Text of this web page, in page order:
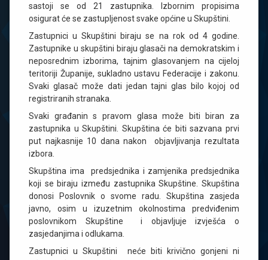
sastoji se od 21 zastupnika. Izbornim propisima
osigurat će se zastupljenost svake općine u Skupštini.
Zastupnici u Skupštini biraju se na rok od 4 godine.
Zastupnike u skupštini biraju glasači na demokratskim i
neposrednim izborima, tajnim glasovanjem na cijeloj
teritoriji Županije, sukladno ustavu Federacije i zakonu.
Svaki glasač može dati jedan tajni glas bilo kojoj od
registriranih stranaka.
Svaki građanin s pravom glasa može biti biran za
zastupnika u Skupštini. Skupština će biti sazvana prvi
put najkasnije 10 dana nakon objavljivanja rezultata
izbora.
Skupština ima predsjednika i zamjenika predsjednika
koji se biraju između zastupnika Skupštine. Skupština
donosi Poslovnik o svome radu. Skupština zasjeda
javno, osim u izuzetnim okolnostima predviđenim
poslovnikom Skupštine i objavljuje izvješća o
zasjedanjima i odlukama.
Zastupnici u Skupštini neće biti krivično gonjeni ni